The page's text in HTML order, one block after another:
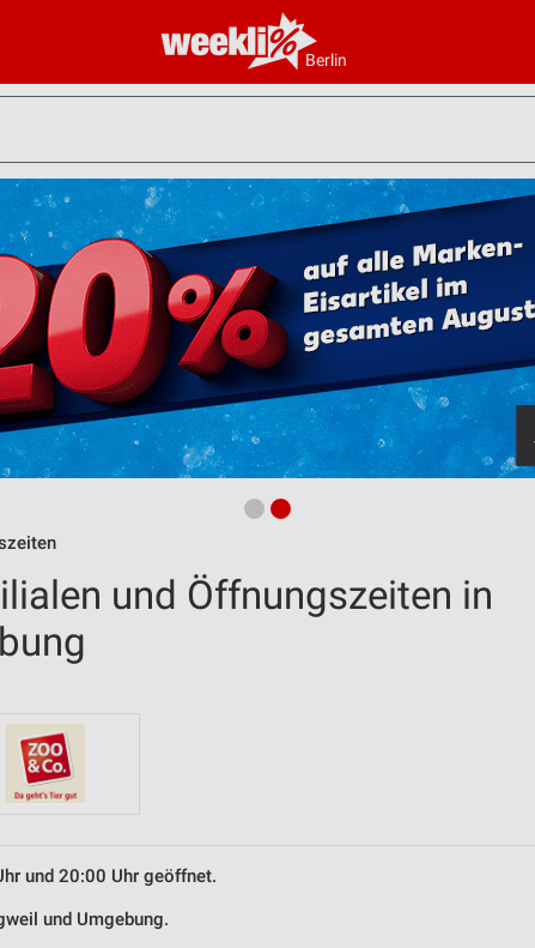
Berlin
und Öffnungszeiten in
und 20:00 Uhr geöffnet.
und Umgebung.